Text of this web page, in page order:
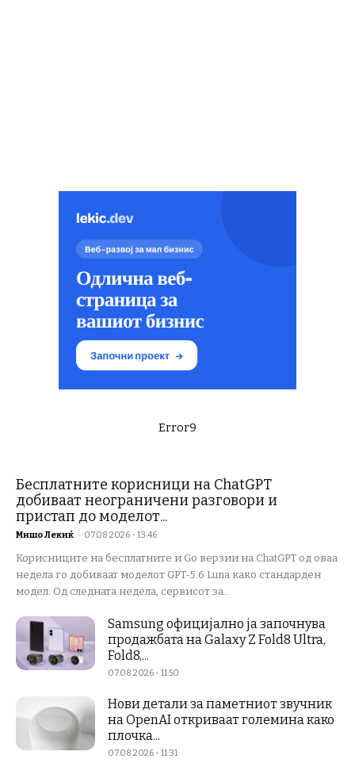
Error9
Бесплатните корисници на ChatGPT
добиваат неограничени разговори и
пристап до моделот...
Мишо Лекиќ - 07.08.2026 - 13:46
Корисниците на бесплатните и Go верзии на ChatGPT од оваа
недела го добиваат моделот GPT-5.6 Luna како стандарден
модел. Од следната недела, сервисот за...
Samsung официјално ја започнува
продажбата на Galaxy Z Fold8 Ultra,
Fold8,...
07.08.2026 - 11:50
Нови детали за паметниот звучник
на OpenAI откриваат големина како
плочка...
07.08.2026 - 11:31